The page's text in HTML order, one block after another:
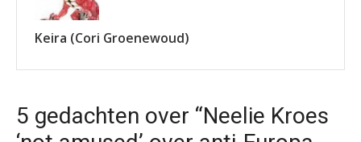
Keira (Cori Groenewoud)
5 gedachten over “Neelie Kroes